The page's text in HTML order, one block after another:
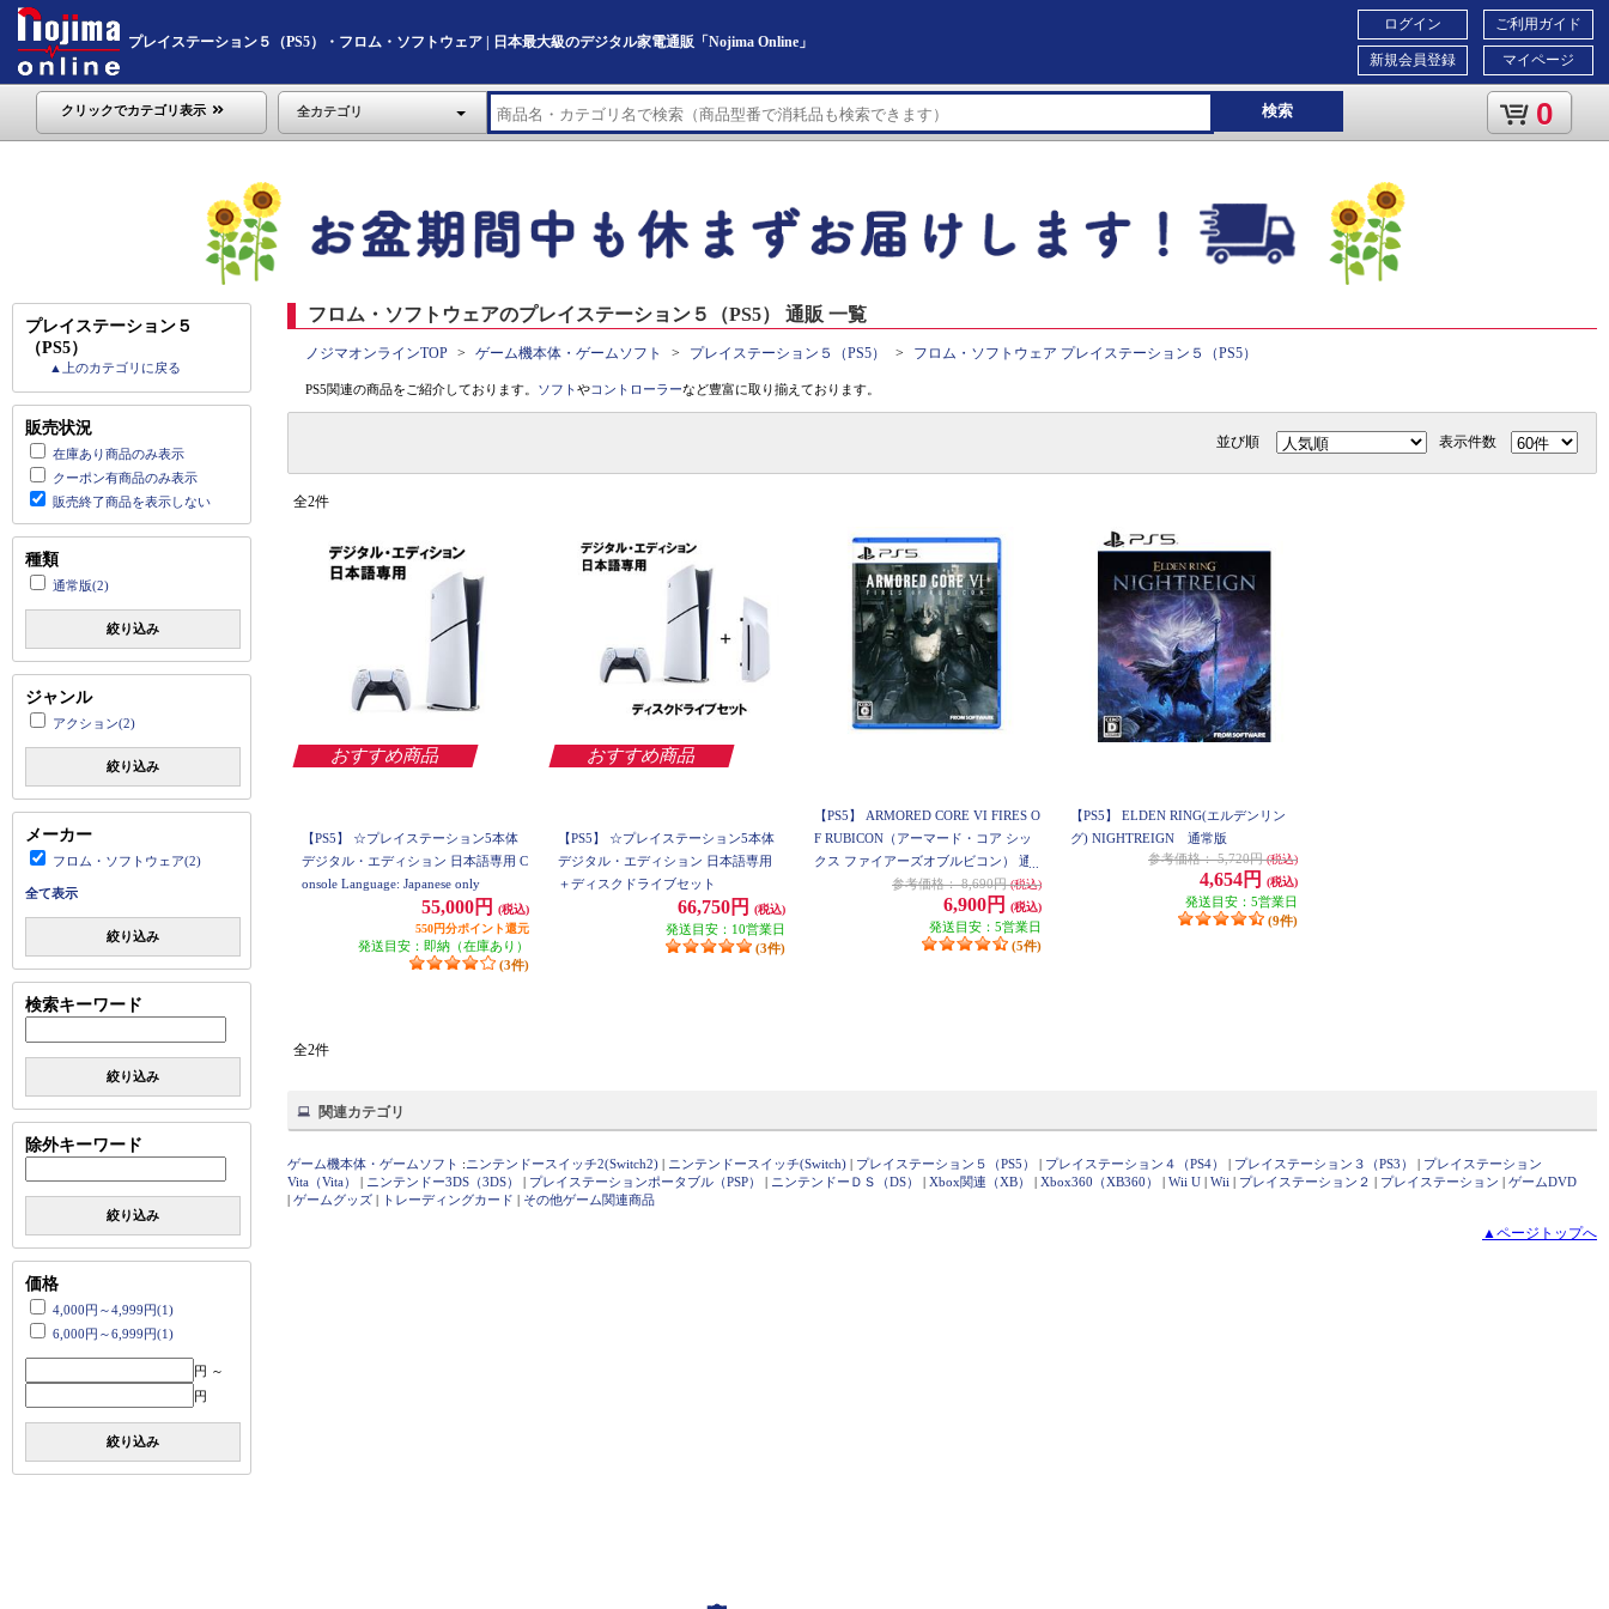
プレイステーション５（PS5）・フロム・ソフトウェア | 日本最大級のデジタル家電通販「Nojima Online」
ご利用ガイド
マイページ
ログイン
新規会員登録
クリックでカテゴリ表示 全カテゴリ 検索 0
プレイステーション５
（PS5）
▲上のカテゴリに戻る
販売状況
在庫あり商品のみ表示
クーポン有商品のみ表示
販売終了商品を表示しない
種類
通常版(2)
絞り込み
ジャンル
アクション(2)
絞り込み
メーカー
フロム・ソフトウェア(2)
全て表示
絞り込み
検索キーワード
絞り込み
除外キーワード
絞り込み
価格
4,000円～4,999円(1)
6,000円～6,999円(1)
円 ～
円
絞り込み
フロム・ソフトウェアのプレイステーション５（PS5） 通販 一覧
ノジマオンラインTOP ゲーム機本体・ゲームソフト プレイステーション５（PS5） フロム・ソフトウェア プレイステーション５（PS5）
PS5関連の商品をご紹介しております。 ソフトやコントローラーなど豊富に取り揃えております。
並び順 表示件数
全2件
おすすめ商品
【PS5】 ☆プレイステーション5本体
デジタル・エディション 日本語専用 C
onsole Language: Japanese only
55,000円
(税込)
550円分ポイント還元
発送目安：即納（在庫あり）
(3件)
おすすめ商品
【PS5】 ☆プレイステーション5本体
デジタル・エディション 日本語専用
＋ディスクドライブセット
66,750円 (税込)
発送目安：10営業日
(3件)
【PS5】 ARMORED CORE VI FIRES O
F RUBICON（アーマード・コア シッ
クス ファイアーズオブルビコン） 通
参考価格： 8,690円(税込)
6,900円 (税込)
発送目安：5営業日
(5件)
【PS5】 ELDEN RING(エルデンリン
グ) NIGHTREIGN 通常版
参考価格： 5,720円(税込)
4,654円 (税込)
発送目安：5営業日
(9件)
全2件
関連カテゴリ
ゲーム機本体・ゲームソフト : ニンテンドースイッチ2(Switch2) | ニンテンドースイッチ(Switch) | プレイステーション５（PS5） | プレイステーション４（PS4） | プレイステーション３（PS3） | プレイステーション
Vita（Vita）
| ニンテンドー3DS（3DS） | プレイステーションポータブル（PSP） | ニンテンドーＤＳ（DS） | Xbox関連（XB） | Xbox360（XB360） | Wii U | Wii | プレイステーション２ | プレイステーション | ゲームDVD
| ゲームグッズ | トレーディングカード | その他ゲーム関連商品
▲ページトップへ